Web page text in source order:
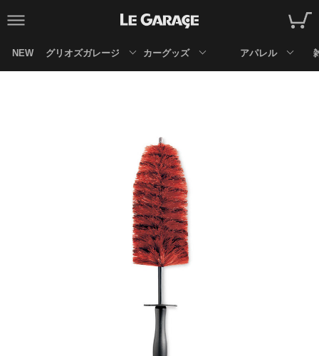
NEW グリオズガレージ カーグッズ アパレル